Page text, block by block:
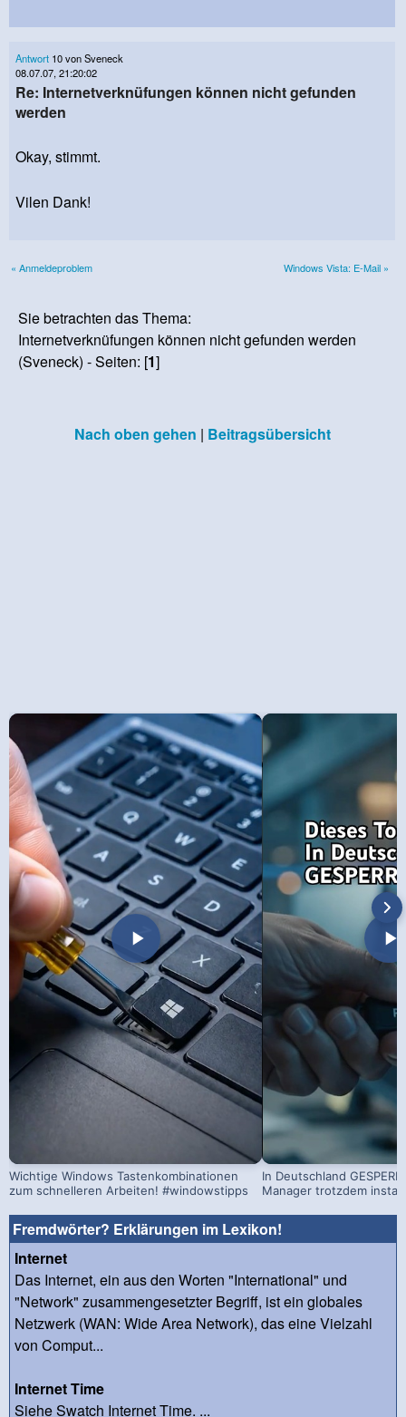
Antwort 10 von Sveneck
08.07.07, 21:20:02
Re: Internetverknüfungen können nicht gefunden
werden
Okay, stimmt.
Vilen Dank!
« Anmeldeproblem Windows Vista: E-Mail »
Sie betrachten das Thema:
Internetverknüfungen können nicht gefunden werden
(Sveneck) - Seiten: [1]
Nach oben gehen | Beitragsübersicht
Wichtige Windows Tastenkombinationen
zum schnelleren Arbeiten! #windowstipps
In Deutschland
Manager trotzdem
Fremdwörter? Erklärungen im Lexikon!
Internet
Das Internet, ein aus den Worten "International" und
"Network" zusammengesetzter Begriff, ist ein globales
Netzwerk (WAN: Wide Area Network), das eine Vielzahl
von Comput...
Internet Time
Siehe Swatch Internet Time. ...